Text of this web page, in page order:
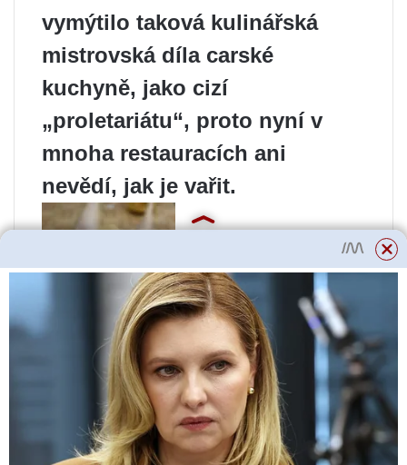
vymýtilo taková kulinářská
mistrovská díla carské
kuchyně, jako cizí
„proletariátu“, proto nyní v
mnoha restauracích ani
nevědí, jak je vařit.
U pávů (stejně jako u jakékoli
jiné zvěře) neplatí zásada „čím
čerstvější, tím lepší“. Chuť
těchto pokrmů závisí